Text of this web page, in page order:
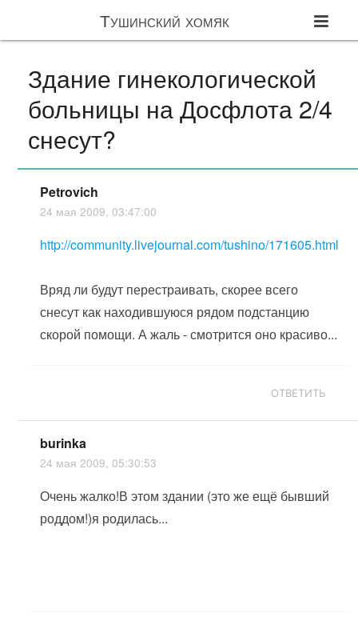
Тушинский хомяк
Здание гинекологической
больницы на Досфлота 2/4
снесут?
Petrovich
24 мая 2009, 03:47:00
http://community.livejournal.com/tushino/171605.html
Вряд ли будут перестраивать, скорее всего
снесут как находившуюся рядом подстанцию
скорой помощи. А жаль - смотрится оно красиво...
ОТВЕТИТЬ
burinka
24 мая 2009, 05:30:53
Очень жалко!В этом здании (это же ещё бывший
роддом!)я родилась...